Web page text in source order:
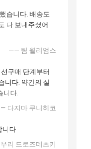
습니다. 배송도
다 보내주셨어
—— 팀 윌리엄스
구매 단계부터
니다. 약간의 실
니다.
다지마 쿠니히코
니다
리 드로즈데츠키